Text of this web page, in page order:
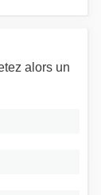
alors un